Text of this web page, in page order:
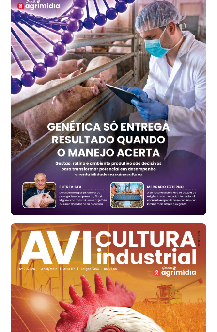
Frango - Indicador
SP
R$ 7,15
kg
Trigo Atacado - Regional
PR
R$ 1.414,20
t
Trigo Atacado - Regional
RS
R$ 1.314,40
t
Ovo Vermelho - Regional
Vermelho
R$ 171,15
cx
Ovo Branco - Regional
R$ 139,43
cx
Ovo Branco - Regional
Recife (PE)
R$ 149,79
cx
Ovo Vermelho - Regional
Recife (PE)